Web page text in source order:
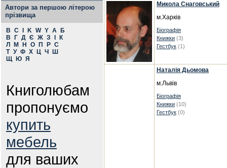
Автори за першою літерою
прізвища
B C K W Y А
Б
В
Г Д Є Ж З
К
Л
М Н О П Р С
Т У Ф Х Ц Ч
Ш
Щ
Ю Я
Книголюбам
пропонуємо
купить
мебель
для ваших
Микола Снаговський
м.Харків
Біографія
Книжки (3)
Гестбук (1)
Наталія Дьомова
м.Львів
Біографія
Книжки (10)
Гестбук (0)